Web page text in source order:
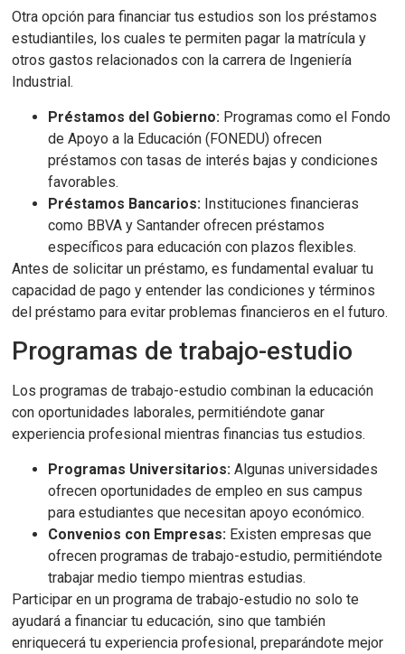
Otra opción para financiar tus estudios son los préstamos
estudiantiles, los cuales te permiten pagar la matrícula y
otros gastos relacionados con la carrera de Ingeniería
Industrial.
Préstamos del Gobierno: Programas como el Fondo
de Apoyo a la Educación (FONEDU) ofrecen
préstamos con tasas de interés bajas y condiciones
favorables.
Préstamos Bancarios: Instituciones financieras
como BBVA y Santander ofrecen préstamos
específicos para educación con plazos flexibles.
Antes de solicitar un préstamo, es fundamental evaluar tu
capacidad de pago y entender las condiciones y términos
del préstamo para evitar problemas financieros en el futuro.
Programas de trabajo-estudio
Los programas de trabajo-estudio combinan la educación
con oportunidades laborales, permitiéndote ganar
experiencia profesional mientras financias tus estudios.
Programas Universitarios: Algunas universidades
ofrecen oportunidades de empleo en sus campus
para estudiantes que necesitan apoyo económico.
Convenios con Empresas: Existen empresas que
ofrecen programas de trabajo-estudio, permitiéndote
trabajar medio tiempo mientras estudias.
Participar en un programa de trabajo-estudio no solo te
ayudará a financiar tu educación, sino que también
enriquecerá tu experiencia profesional, preparándote mejor